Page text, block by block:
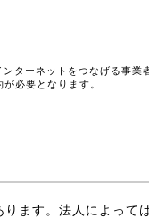
ターネットをつなげる事業
必要となります。
ます。法人によって